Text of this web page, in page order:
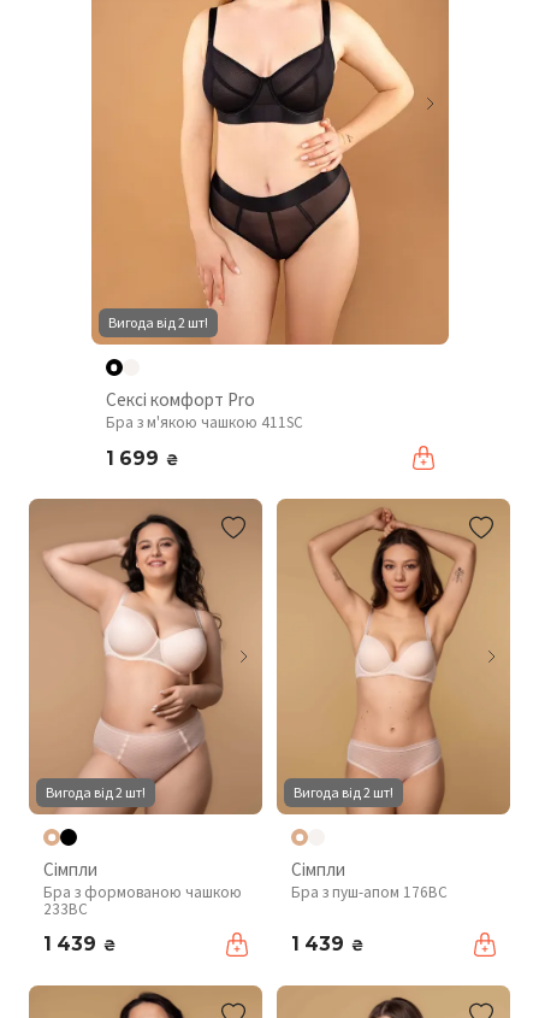
Вигода від 2 шт!
Сексі комфорт Pro
Бра з м'якою чашкою 411SC
1 699 ₴
Вигода від 2 шт!
Сімпли
Бра з формованою чашкою
233BC
1 439 ₴
Вигода від 2 шт!
Сімпли
Бра з пуш-апом 176BC
1 439 ₴